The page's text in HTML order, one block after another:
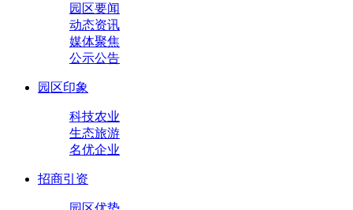
园区要闻
动态资讯
媒体聚焦
公示公告
园区印象
科技农业
生态旅游
名优企业
招商引资